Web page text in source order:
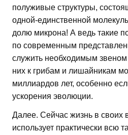
полуживые структуры,
одной-единственной
долю микрона! А ведь такие
по современным
служить необходимым
них к грибам и лишайникам
миллиардов лет, особенно
ускорения эволюции.
Далее. Сейчас жизнь в
использует практически всю